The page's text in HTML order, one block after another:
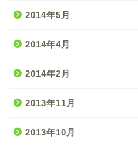
2014年5月
2014年4月
2014年2月
2013年11月
2013年10月